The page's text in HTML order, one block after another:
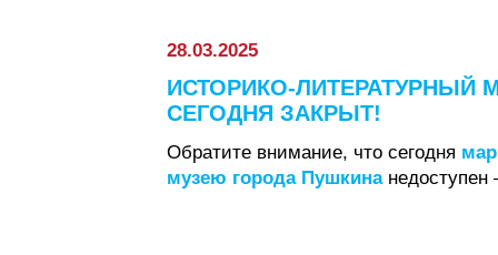
28.03.2025
ИСТОРИКО-ЛИТЕРАТУРНЫЙ
СЕГОДНЯ ЗАКРЫТ!
Обратите внимание, что сегодня
музею города Пушкинанедоступен